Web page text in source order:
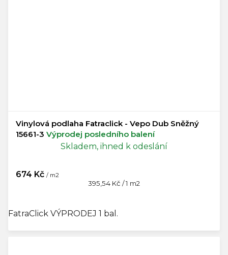
Vinylová podlaha Fatraclick - Vepo Dub Sněžný
15661-3 Výprodej posledního balení
Skladem, ihned k odeslání
674 Kč / m2
Měrná
395,54 Kč / 1 m2
FatraClick VÝPRODEJ 1 bal.